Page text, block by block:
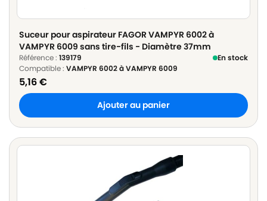
Suceur pour aspirateur FAGOR VAMPYR 6002 à
VAMPYR 6009 sans tire-fils - Diamètre 37mm
Référence : 139179
En stock
Compatible : VAMPYR 6002 à VAMPYR 6009
5,16€
Ajouter au panier